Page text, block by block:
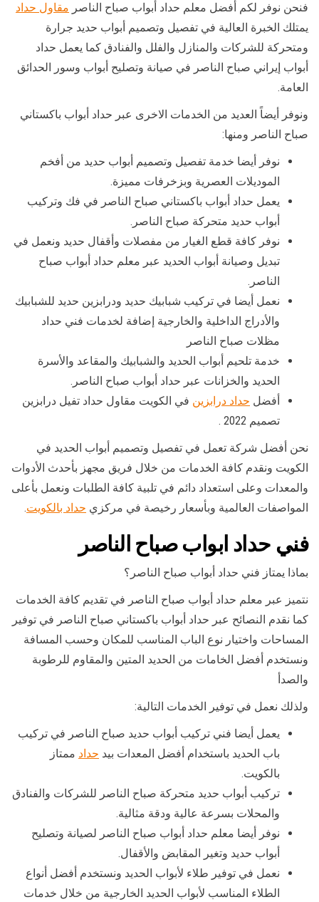
فنحن نوفر لكم أفضل معلم حداد أبواب صباح الناصر مقاول حداد
يمتلك الخبرة العالية في تفصيل وتصميم أبواب حديد جرارة
ومتحركة للشركات والمنازل والفلل والفنادق كما يعمل حداد
أبواب إيراني صباح الناصر في صيانة وتصليح أبواب وسور الحدائق
العامة.
ونوفر أيضاً العديد من الخدمات الاخرى عبر حداد أبواب باكستاني
صباح الناصر ومنها:
نوفر أيضا خدمة تفصيل وتصميم أبواب حديد من أفخم
الموديلات العصرية وبزخرفات مميزة.
يعمل حداد أبواب باكستاني صباح الناصر في فك وتركيب
أبواب حديد متحركة صباح الناصر.
نوفر كافة قطع الغيار من مفصلات وأقفال حديد ونعمل في
تبديل وصيانة أبواب الحديد عبر معلم حداد أبواب صباح
الناصر.
نعمل أيضا في تركيب شبابيك حديد ودرابزين حديد للشبابيك
والأدراج الداخلية والخارجية إضافة لخدمات فني حداد
مظلات صباح الناصر
خدمة تلحيم أبواب الحديد والشبابيك والمقاعد والأسرة
الحديد والخزانات عبر حداد أبواب صباح الناصر.
أفضل حداد درابزين في الكويت مقاول حداد تفيل درابزين
تصميم 2022 .
نحن أفضل شركة تعمل في تفصيل وتصميم أبواب الحديد في
الكويت ونقدم كافة الخدمات من خلال فريق مجهز بأحدث الأدوات
والمعدات وعلى استعداد دائم في تلبية كافة الطلبات ونعمل بأعلى
المواصفات العالمية وبأسعار رخيصة في مركزي حداد بالكويت.
فني حداد ابواب صباح الناصر
بماذا يمتاز فني حداد أبواب صباح الناصر؟
نتميز عبر معلم حداد أبواب صباح الناصر في تقديم كافة الخدمات
كما نقدم النصائح عبر حداد أبواب باكستاني صباح الناصر في توفير
المساحات واختيار نوع الباب المناسب للمكان وحسب المسافة
ونستخدم أفضل الخامات من الحديد المتين والمقاوم للرطوبة
والصدأ
ولذلك نعمل في توفير الخدمات التالية:
يعمل أيضا فني تركيب أبواب حديد صباح الناصر في تركيب
باب الحديد باستخدام أفضل المعدات بيد حداد ممتاز
بالكويت.
تركيب أبواب حديد متحركة صباح الناصر للشركات والفنادق
والمحلات بسرعة عالية ودقة مثالية.
نوفر أيضا معلم حداد أبواب صباح الناصر لصيانة وتصليح
أبواب حديد وتغير المقابض والأقفال.
نعمل في توفير طلاء لأبواب الحديد ونستخدم أفضل أنواع
الطلاء المناسب لأبواب الحديد الخارجية من خلال خدمات